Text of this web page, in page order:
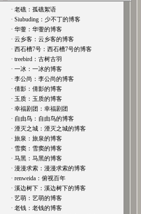
· 老礁：孤礁絮语
· Siubuding：少不丁的博客
· 华蓥：华蓥的博客
· 云乡客：云乡客的博客
· 西石槽7号：西石槽7号的博客
· treebird：古树古羽
· 一冰：一冰的博客
· 李公尚：李公尚的博客
· 倩影：倩影的博客
· 玉质：玉质的博客
· 幸福剧团：幸福剧团
· 自由鸟：自由鸟的博客
· 湮灭之城：湮灭之城的博客
· 旅泉：旅泉的博客
· 雪窦：雪窦的博客
· 马黑：马黑的博客
· 漫漫求索：漫漫求索的博客
· renweida：俯视百年
· 溪边树下：溪边树下的博客
· 艺萌：艺萌的博客
· 老钱：老钱的博客